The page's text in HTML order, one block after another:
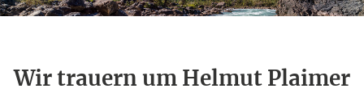
Wir trauern um Helmut Plaimer